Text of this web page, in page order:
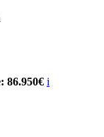
86.950€ i